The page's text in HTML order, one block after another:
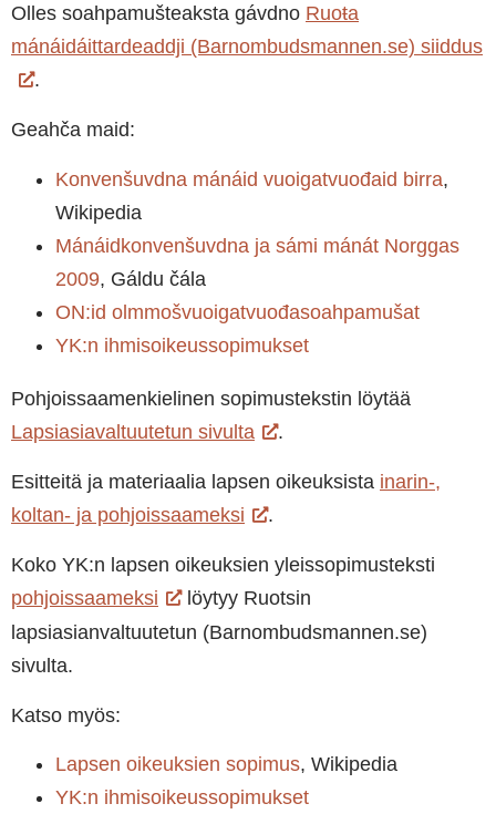
Olles soahpamušteaksta gávdno Ruoŧa
mánáidáittardeaddji (Barnombudsmannen.se) siiddus
.
Geahča maid:
Konvenšuvdna mánáid vuoigatvuođaid birra,
Wikipedia
Mánáidkonvenšuvdna ja sámi mánát Norggas
2009, Gáldu čála
ON:id olmmošvuoigatvuođasoahpamušat
YK:n ihmisoikeussopimukset
Pohjoissaamenkielinen sopimustekstin löytää
Lapsiasiavaltuutetun sivulta
.
Esitteitä ja materiaalia lapsen oikeuksista inarin-,
koltan- ja pohjoissaameksi
.
Koko YK:n lapsen oikeuksien yleissopimusteksti
pohjoissaameksi
löytyy Ruotsin
lapsiasianvaltuutetun (Barnombudsmannen.se)
sivulta.
Katso myös:
Lapsen oikeuksien sopimus, Wikipedia
YK:n ihmisoikeussopimukset